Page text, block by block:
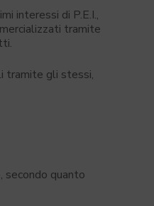
interessi di P.E.I.,
tramite
tramite gli stessi,
secondo quanto